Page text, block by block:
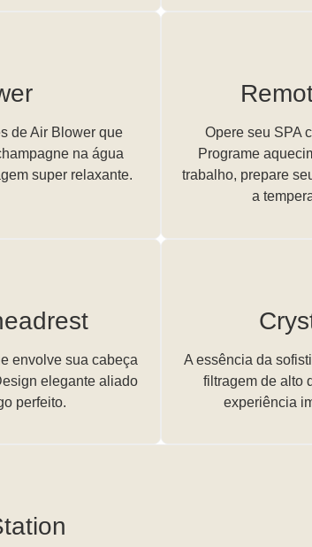
de Air Blower que
na água
super relaxante.
Opere seu SPA
Programe
trabalho, prepare
a
envolve sua cabeça
elegante aliado
perfeito.
A essência da
filtragem de alto
experiência